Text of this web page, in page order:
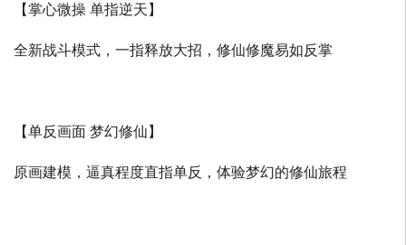
【掌心微操 单指逆天】
全新战斗模式，一指释放大招，修仙修魔易如反掌
【单反画面 梦幻修仙】
原画建模，逼真程度直指单反，体验梦幻的修仙旅程